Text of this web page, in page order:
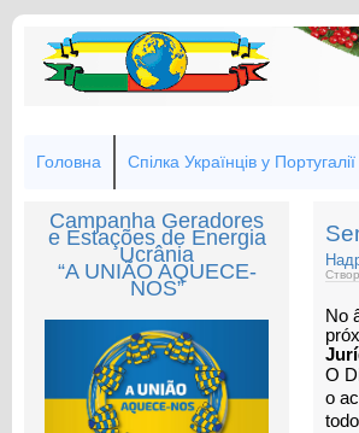
Головна Спілка Українців у Португалії
Campanha Geradores
e Estações de Energia
Ucrânia
“A UNIÃO AQUECE-
NOS”
No
O
o